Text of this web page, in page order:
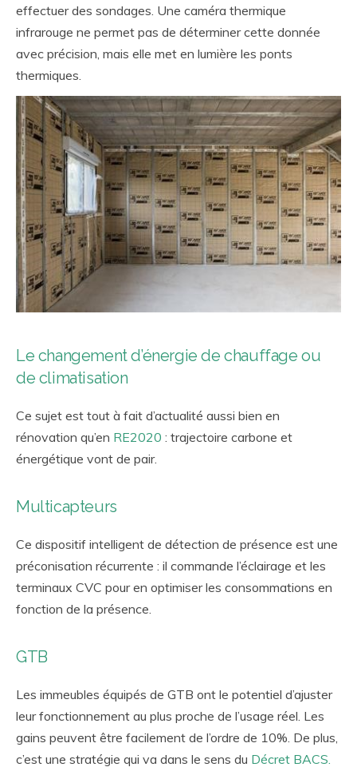
effectuer des sondages. Une caméra thermique
infrarouge ne permet pas de déterminer cette donnée
avec précision, mais elle met en lumière les ponts
thermiques.
Le changement d’énergie de chauffage ou
de climatisation
Ce sujet est tout à fait d’actualité aussi bien en
rénovation qu’en RE2020 : trajectoire carbone et
énergétique vont de pair.
Multicapteurs
Ce dispositif intelligent de détection de présence est une
préconisation récurrente : il commande l’éclairage et les
terminaux CVC pour en optimiser les consommations en
fonction de la présence.
GTB
Les immeubles équipés de GTB ont le potentiel d’ajuster
leur fonctionnement au plus proche de l’usage réel. Les
gains peuvent être facilement de l’ordre de 10%. De plus,
c’est une stratégie qui va dans le sens du Décret BACS.